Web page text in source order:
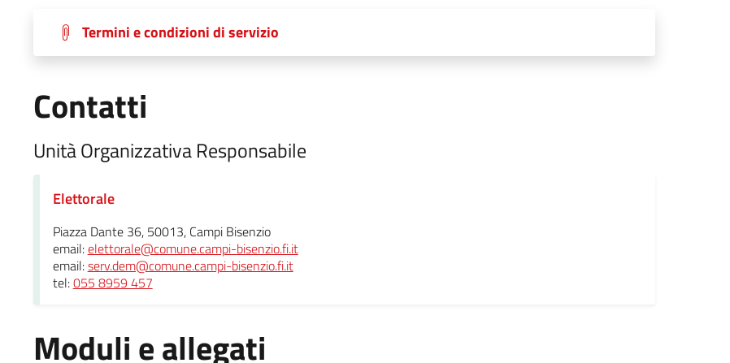
Termini e condizioni di servizio
Contatti
Unità Organizzativa Responsabile
Elettorale
Piazza Dante 36, 50013, Campi Bisenzio
email:elettorale@comune.campi-bisenzio.fi.it
email:serv.dem@comune.campi-bisenzio.fi.it
tel:055 8959 457
Moduli e allegati